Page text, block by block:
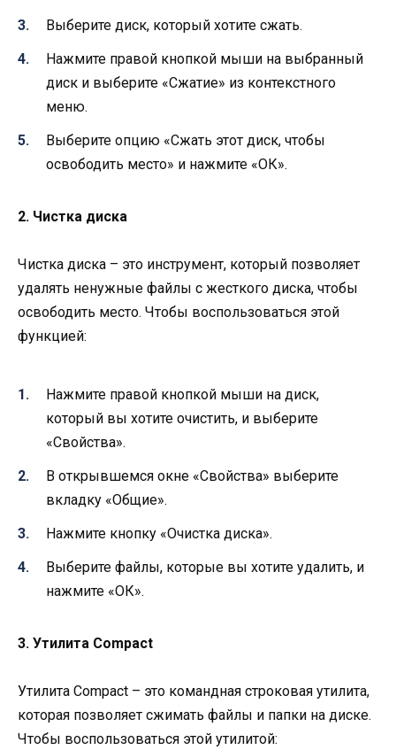
Выберите диск, который хотите сжать.
Нажмите правой кнопкой мыши на выбранный
диск и выберите «Сжатие» из контекстного
меню.
Выберите опцию «Сжать этот диск, чтобы
освободить место» и нажмите «ОК».
2. Чистка диска
Чистка диска – это инструмент, который позволяет
удалять ненужные файлы с жесткого диска, чтобы
освободить место. Чтобы воспользоваться этой
функцией:
Нажмите правой кнопкой мыши на диск,
который вы хотите очистить, и выберите
«Свойства».
В открывшемся окне «Свойства» выберите
вкладку «Общие».
Нажмите кнопку «Очистка диска».
Выберите файлы, которые вы хотите удалить, и
нажмите «ОК».
3. Утилита Compact
Утилита Compact – это командная строковая утилита,
которая позволяет сжимать файлы и папки на диске.
Чтобы воспользоваться этой утилитой: